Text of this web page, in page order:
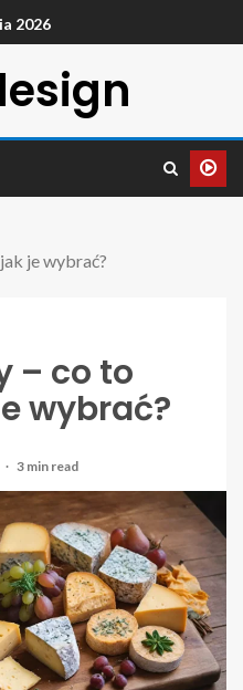
2026
je wybrać?
– co to
wybrać?
3 min read